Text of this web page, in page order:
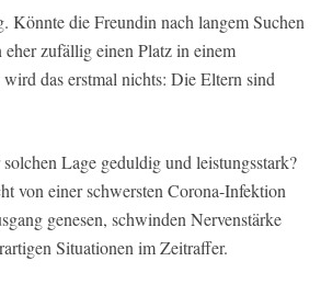
Könnte die Freundin nach langem Suchen
zufällig einen Platz in einem
das erstmal nichts: Die Eltern sind
Lage geduldig und leistungsstark?
von einer schwersten Corona-Infektion
genesen, schwinden Nervenstärke
Situationen im Zeitraffer.